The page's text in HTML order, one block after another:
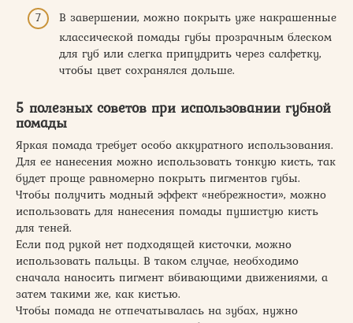
В завершении, можно покрыть уже накрашенные
классической помады губы прозрачным блеском
для губ или слегка припудрить через салфетку,
чтобы цвет сохранялся дольше.
5 полезных советов при использовании губной
помады
Яркая помада требует особо аккуратного использования.
Для ее нанесения можно использовать тонкую кисть, так
будет проще равномерно покрыть пигментов губы.
Чтобы получить модный эффект «небрежности», можно
использовать для нанесения помады пушистую кисть
для теней.
Если под рукой нет подходящей кисточки, можно
использовать пальцы. В таком случае, необходимо
сначала наносить пигмент вбивающими движениями, а
затем такими же, как кистью.
Чтобы помада не отпечатывалась на зубах, нужно